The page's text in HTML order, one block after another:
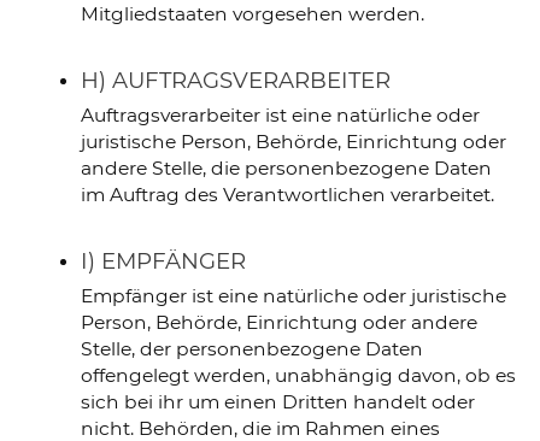
Mitgliedstaaten vorgesehen werden.
H) AUFTRAGSVERARBEITER
Auftragsverarbeiter ist eine natürliche oder
juristische Person, Behörde, Einrichtung oder
andere Stelle, die personenbezogene Daten
im Auftrag des Verantwortlichen verarbeitet.
I) EMPFÄNGER
Empfänger ist eine natürliche oder juristische
Person, Behörde, Einrichtung oder andere
Stelle, der personenbezogene Daten
offengelegt werden, unabhängig davon, ob es
sich bei ihr um einen Dritten handelt oder
nicht. Behörden, die im Rahmen eines